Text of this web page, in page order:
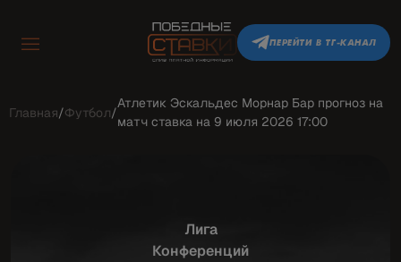
ПЕРЕЙТИ В ТГ-КАНАЛ
Главная/Футбол/
Атлетик Эскальдес Морнар Бар прогноз на
матч ставка на 9 июля 2026 17:00
Лига
Конференций